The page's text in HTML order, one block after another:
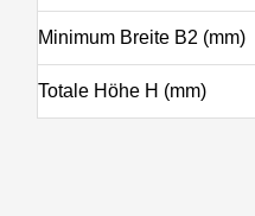
Minimum Breite B2 (mm)
Totale Höhe H (mm)